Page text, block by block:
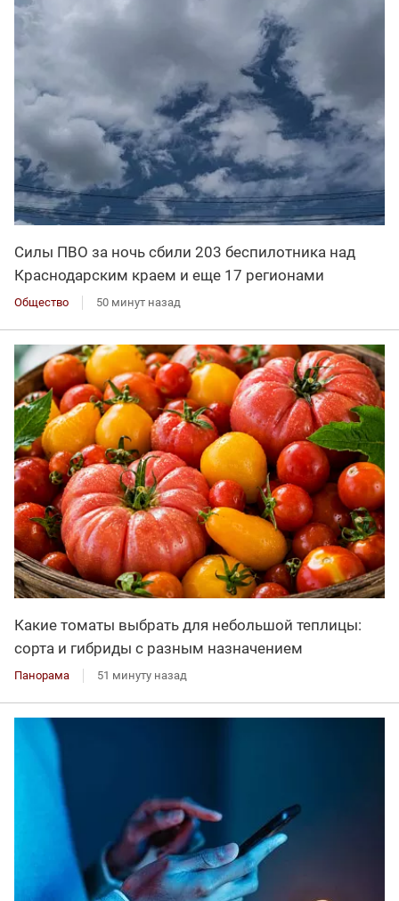
Силы ПВО за ночь сбили 203 беспилотника над
Краснодарским краем и еще 17 регионами
Общество 50 минут назад
Какие томаты выбрать для небольшой теплицы:
сорта и гибриды с разным назначением
Панорама 51 минуту назад